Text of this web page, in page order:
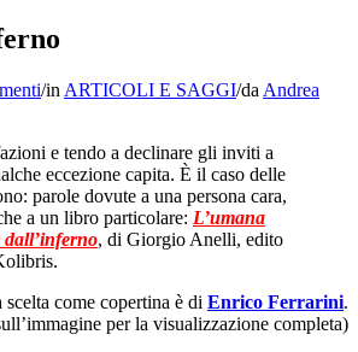
/in ARTICOLI E SAGGI/da Andrea
e tendo a declinare gli inviti a
eccezione capita. È il caso delle
parole dovute a una persona cara,
a un libro particolare: L’umana
dall’inferno, di Giorgio Anelli, edito
scelta come copertina è di Enrico Ferrarini.
per la visualizzazione completa)